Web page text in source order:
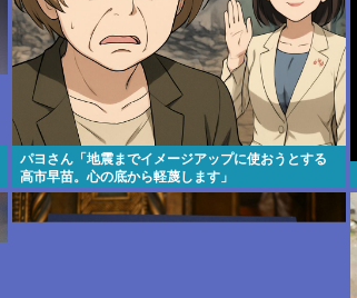
パヨさん「地震までイメージアップに使おうとする
高市早苗。心の底から軽蔑します」